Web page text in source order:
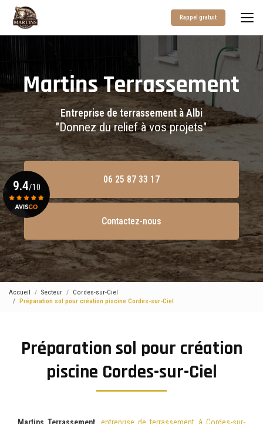
contenu
Rappel gratuit
Entreprise de terrassement à Albi
"Donnez du relief à vos projets"
06 25 87 33 17
Contactez-nous
9.4/10
Voir le certificat
Accueil Secteur
Cordes-sur-Ciel
Préparation sol pour création piscine Cordes-sur-Ciel
Préparation sol pour création
piscine Cordes-sur-Ciel
Martins Terrassement, entreprise de terrassement à Cordes-sur-